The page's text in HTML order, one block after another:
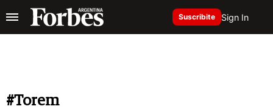
Suscribite Sign In
#Torem